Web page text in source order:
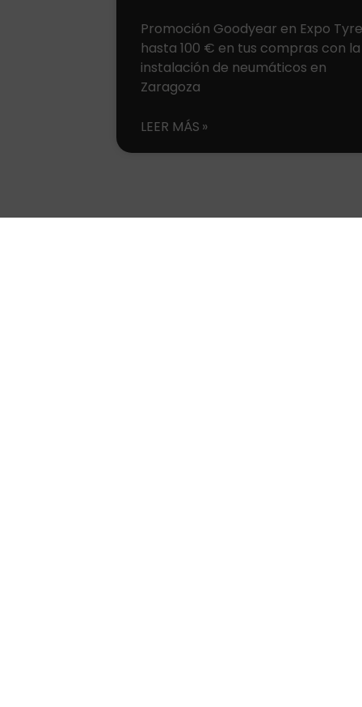
Promoción Goodyear en Expo
hasta 100 € en tus compras con la
instalación de neumáticos en
Zaragoza
LEER MÁS